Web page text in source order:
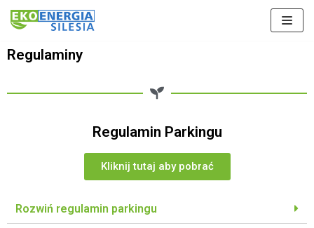
do
Regulaminy
Regulamin Parkingu
Kliknij tutaj aby pobrać
Rozwiń regulamin parkingu